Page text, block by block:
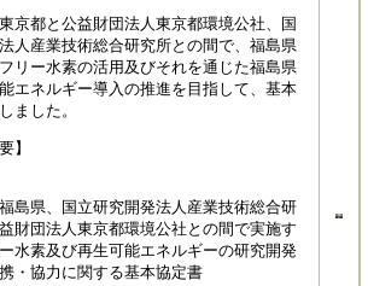
京都と公益財団法人東京都環境公社、国
人産業技術総合研究所との間で、福島県
リー水素の活用及びそれを通じた福島県
エネルギー導入の推進を目指して、基本
ました。
】
島県、国立研究開発法人産業技術総合研
財団法人東京都環境公社との間で実施す
水素及び再生可能エネルギーの研究開発
・協力に関する基本協定書